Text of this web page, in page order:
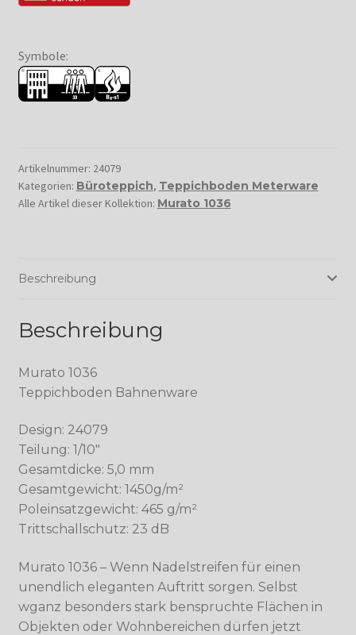
Symbole:
Artikelnummer: 24079
Kategorien: Büroteppich, Teppichboden Meterware
Alle Artikel dieser Kollektion: Murato 1036
Beschreibung
Beschreibung
Murato 1036
Teppichboden Bahnenware
Design: 24079
Teilung: 1/10″
Gesamtdicke: 5,0 mm
Gesamtgewicht: 1450g/m²
Poleinsatzgewicht: 465 g/m²
Trittschallschutz: 23 dB
Murato 1036 – Wenn Nadelstreifen für einen
unendlich eleganten Auftritt sorgen. Selbst
wganz besonders stark benspruchte Flächen in
Objekten oder Wohnbereichen dürfen jetzt